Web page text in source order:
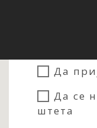
Да
Да се
штета